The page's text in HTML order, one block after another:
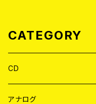
CATEGORY
CD
JAPAN
アナログ